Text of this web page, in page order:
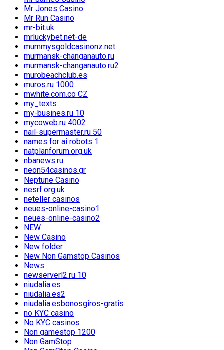
Mr Jones Casino
Mr Run Casino
mr-bit.uk
mrluckybet.net-de
mummysgoldcasinonz.net
murmansk-changanauto.ru
murmansk-changanauto.ru2
murobeachclub.es
muros.ru 1000
mwhite.com.co CZ
my_texts
my-busines.ru 10
mycoweb.ru 4002
nail-supermaster.ru 50
names for ai robots 1
natplanforum.org.uk
nbanews.ru
neon54casinos.gr
Neptune Casino
nesrf.org.uk
neteller casinos
neues-online-casino1
neues-online-casino2
NEW
New Casino
New folder
New Non Gamstop Casinos
News
newserverl2.ru 10
niudalia.es
niudalia.es2
niudalia.esbonosgiros-gratis
no KYC casino
No KYC casinos
Non gamestop 1200
Non GamStop